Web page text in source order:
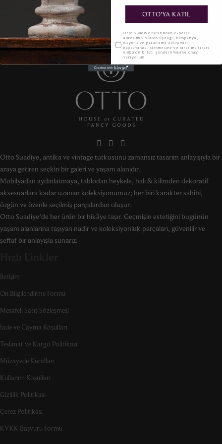
Otto Suadiye, antika ve vintage tutkusunu zamansız tasarım anlayışıyla bir
araya getiren seçkin bir galeri ve yaşam alanıdır.
Mobilyadan aydınlatmaya, tablodan heykele, halı & kilimden dekoratif
aksesuarlara kadar uzanan koleksiyonumuz; her biri karakter sahibi,
özgün ve özenle seçilmiş parçalardan oluşur.
Otto Suadiye’de her ürün bir hikâye taşır. Geçmişin estetiğini bugünün
yaşam alanlarına taşıyan nadir ve koleksiyonluk parçaları, güvenilir ve
şeffaf bir anlayışla sunarız.
İletişim
Ön Bilgilendirme Formu
Mesafeli Satış Sözleşmesi
İade ve Cayma Koşulları
Teslimat ve Kargo Politikası
Müzayede Kuralları
Kullanım Koşulları
Gizlilik Politikası
Çerez Politikası
KVKK Başvuru Formu
OTTO'YA KATIL
KVKKOtto Suadiye tarafından e-posta
adresimin bülten üyeliği, kampanya,
duyuru ve pazarlama iletişimleri
kapsamında işlenmesine ve tarafıma ticari
elektronik ileti gönderilmesine onay
veriyorum.